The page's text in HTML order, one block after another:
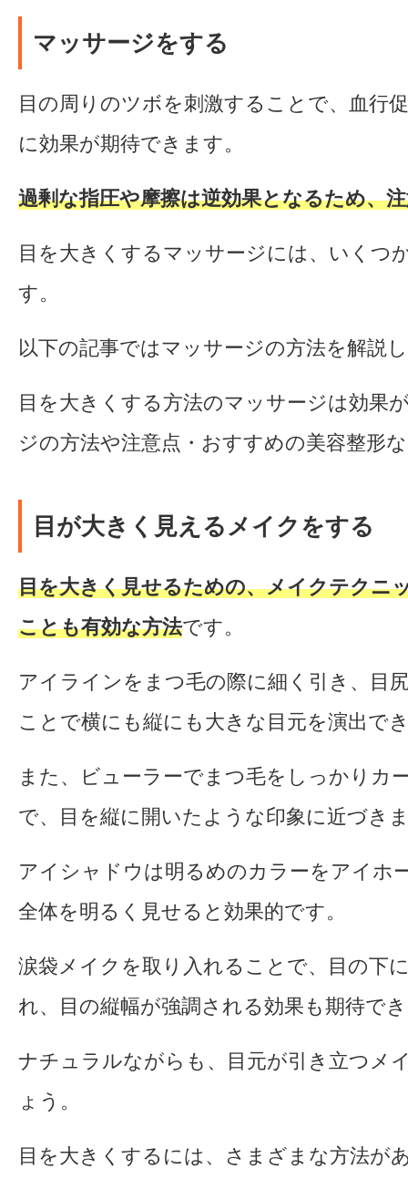
マッサージをする
目の周りのツボを刺激することで、血行
に効果が期待できます。
過剰な指圧や摩擦は逆効果となるため、
目を大きくするマッサージには、いくつ
す。
以下の記事ではマッサージの方法を解説
目を大きくする方法のマッサージは効果
ジの方法や注意点・おすすめの美容整形
目が大きく見えるメイクをする
目を大きく見せるための、メイクテクニ
ことも有効な方法です。
アイラインをまつ毛の際に細く引き、目
ことで横にも縦にも大きな目元を演出で
また、ビューラーでまつ毛をしっかりカ
で、目を縦に開いたような印象に近づき
アイシャドウは明るめのカラーをアイホ
全体を明るく見せると効果的です。
涙袋メイクを取り入れることで、目の下
れ、目の縦幅が強調される効果も期待で
ナチュラルながらも、目元が引き立つメ
ょう。
目を大きくするには、さまざまな方法が